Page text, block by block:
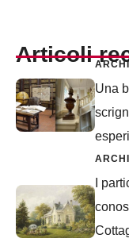
Articoli
Una
I